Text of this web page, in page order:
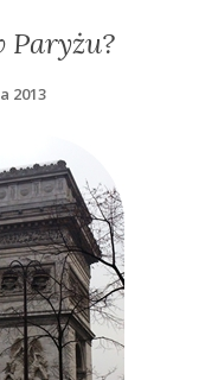
Paryżu?
2013